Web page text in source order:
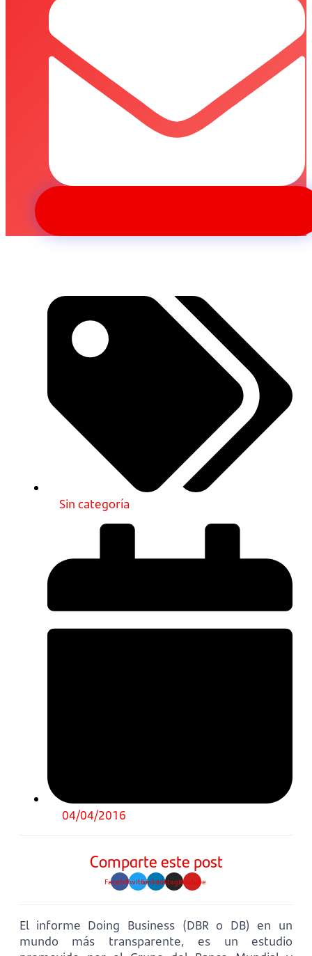
Sin categoría
04/04/2016
Comparte este post
FacebookTwitterLinkedinInstagramYoutube
El informe Doing Business (DBR o DB) en un
mundo más transparente, es un estudio